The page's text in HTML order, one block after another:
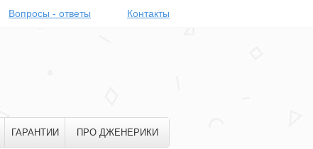
Вопросы - ответы Контакты
ГАРАНТИИ ПРО ДЖЕНЕРИКИ